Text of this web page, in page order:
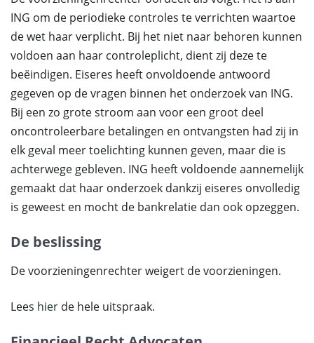
ING om de periodieke controles te verrichten waartoe
de wet haar verplicht. Bij het niet naar behoren kunnen
voldoen aan haar controleplicht, dient zij deze te
beëindigen. Eiseres heeft onvoldoende antwoord
gegeven op de vragen binnen het onderzoek van ING.
Bij een zo grote stroom aan voor een groot deel
oncontroleerbare betalingen en ontvangsten had zij in
elk geval meer toelichting kunnen geven, maar die is
achterwege gebleven. ING heeft voldoende aannemelijk
gemaakt dat haar onderzoek dankzij eiseres onvolledig
is geweest en mocht de bankrelatie dan ook opzeggen.
De beslissing
De voorzieningenrechter weigert de voorzieningen.
Lees hier de hele uitspraak.